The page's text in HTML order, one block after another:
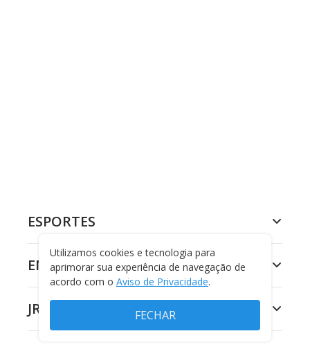
ESPORTES
ENTRETENIMENTO
JR 24H
Utilizamos cookies e tecnologia para
aprimorar sua experiência de navegação de
acordo com o Aviso de Privacidade.
FECHAR